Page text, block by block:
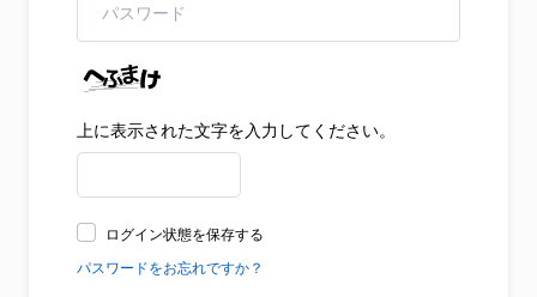
上に表示された文字を入力してください。
ログイン状態を保存する
パスワードをお忘れですか？